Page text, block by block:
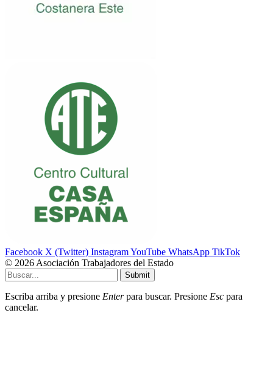
Facebook X (Twitter) InstagramYouTube WhatsApp TikTok
© 2026 Asociación Trabajadores del Estado
Submit
Escriba arriba y presione Enterpara buscar. Presione Esc para
cancelar.